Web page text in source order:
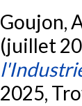
Goujon,
(juillet
2025,